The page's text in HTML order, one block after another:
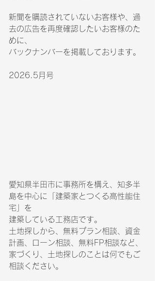
新聞を購読されていないお客様や、過
去の広告を再度確認したいお客様のた
めに、
バックナンバーを掲載しております。
2026.5月号
愛知県半田市に事務所を構え、知多半
島を中心に「建築家とつくる高性能住
宅」を
建築している工務店です。
土地探しから、無料プラン相談、資金
計画、ローン相談、無料FP相談など、
家づくり、土地探しのことは何でもご
相談ください。